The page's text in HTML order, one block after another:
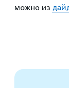
можно из